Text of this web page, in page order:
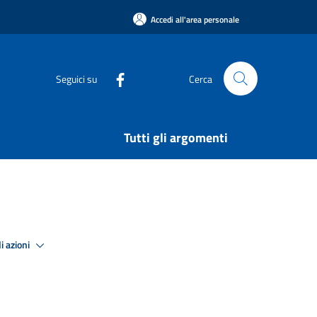
Accedi all'area personale
Seguici su Cerca
Tutti gli argomenti
azioni